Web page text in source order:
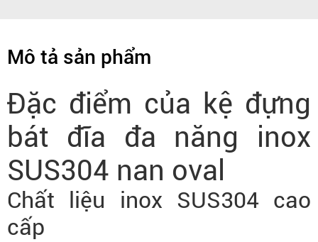
Mô tả sản phẩm
Đặc điểm của kệ đựng
bát đĩa đa năng inox
SUS304 nan oval
Chất liệu inox SUS304 cao
cấp